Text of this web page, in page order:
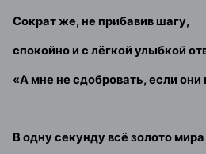
Сократ же, не прибавив шагу,
спокойно и с лёгкой улыбкой
«А мне не сдобровать, если
В одну секунду всё золото